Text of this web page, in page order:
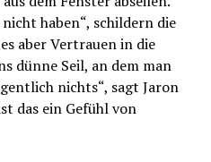
haben“, schildern die
aber Vertrauen in die
dünne Seil, an dem man
nichts“, sagt Jaron
das ein Gefühl von